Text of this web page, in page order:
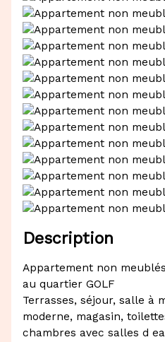
Description
Appartement non
au quartier GOLF
Terrasses, séjour, salle à
moderne, magasin,
chambres avec salles d